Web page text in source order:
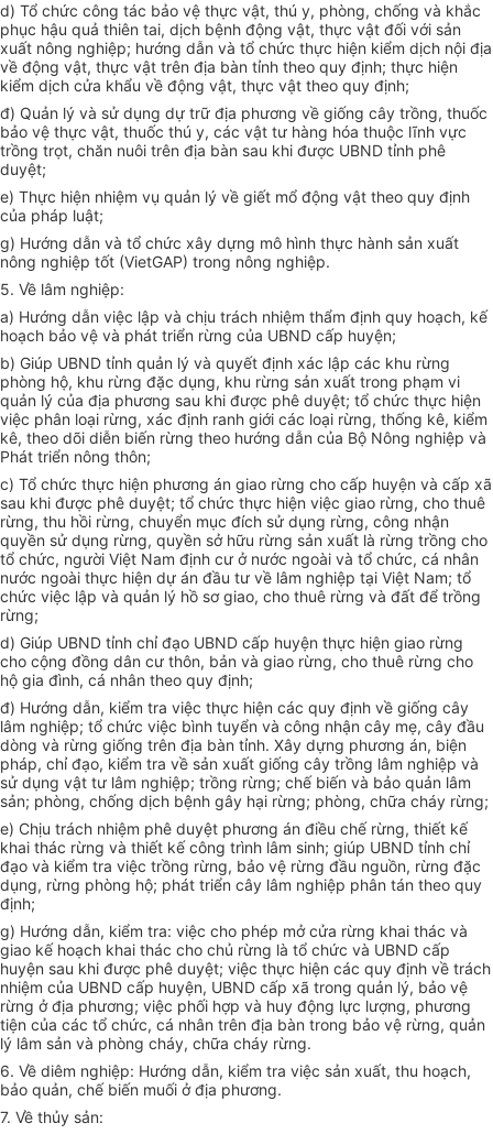
d) Tổ chức công tác bảo vệ thực vật, thú y, phòng, chống và khắc
phục hậu quả thiên tai, dịch bệnh động vật, thực vật đối với sản
xuất nông nghiệp; hướng dẫn và tổ chức thực hiện kiểm dịch nội địa
về động vật, thực vật trên địa bàn tỉnh theo quy định; thực hiện
kiểm dịch cửa khẩu về động vật, thực vật theo quy định;
đ) Quản lý và sử dụng dự trữ địa phương về giống cây trồng, thuốc
bảo vệ thực vật, thuốc thú y, các vật tư hàng hóa thuộc lĩnh vực
trồng trọt, chăn nuôi trên địa bàn sau khi được UBND tỉnh phê
duyệt;
e) Thực hiện nhiệm vụ quản lý về giết mổ động vật theo quy định
của pháp luật;
g) Hướng dẫn và tổ chức xây dựng mô hình thực hành sản xuất
nông nghiệp tốt (VietGAP) trong nông nghiệp.
5. Về lâm nghiệp:
a) Hướng dẫn việc lập và chịu trách nhiệm thẩm định quy hoạch, kế
hoạch bảo vệ và phát triển rừng của UBND cấp huyện;
b) Giúp UBND tỉnh quản lý và quyết định xác lập các khu rừng
phòng hộ, khu rừng đặc dụng, khu rừng sản xuất trong phạm vi
quản lý của địa phương sau khi được phê duyệt; tổ chức thực hiện
việc phân loại rừng, xác định ranh giới các loại rừng, thống kê, kiểm
kê, theo dõi diễn biến rừng theo hướng dẫn của Bộ Nông nghiệp và
Phát triển nông thôn;
c) Tổ chức thực hiện phương án giao rừng cho cấp huyện và cấp xã
sau khi được phê duyệt; tổ chức thực hiện việc giao rừng, cho thuê
rừng, thu hồi rừng, chuyển mục đích sử dụng rừng, công nhận
quyền sử dụng rừng, quyền sở hữu rừng sản xuất là rừng trồng cho
tổ chức, người Việt Nam định cư ở nước ngoài và tổ chức, cá nhân
nước ngoài thực hiện dự án đầu tư về lâm nghiệp tại Việt Nam; tổ
chức việc lập và quản lý hồ sơ giao, cho thuê rừng và đất để trồng
rừng;
d) Giúp UBND tỉnh chỉ đạo UBND cấp huyện thực hiện giao rừng
cho cộng đồng dân cư thôn, bản và giao rừng, cho thuê rừng cho
hộ gia đình, cá nhân theo quy định;
đ) Hướng dẫn, kiểm tra việc thực hiện các quy định về giống cây
lâm nghiệp; tổ chức việc bình tuyển và công nhận cây mẹ, cây đầu
dòng và rừng giống trên địa bàn tỉnh. Xây dựng phương án, biện
pháp, chỉ đạo, kiểm tra về sản xuất giống cây trồng lâm nghiệp và
sử dụng vật tư lâm nghiệp; trồng rừng; chế biến và bảo quản lâm
sản; phòng, chống dịch bệnh gây hại rừng; phòng, chữa cháy rừng;
e) Chịu trách nhiệm phê duyệt phương án điều chế rừng, thiết kế
khai thác rừng và thiết kế công trình lâm sinh; giúp UBND tỉnh chỉ
đạo và kiểm tra việc trồng rừng, bảo vệ rừng đầu nguồn, rừng đặc
dụng, rừng phòng hộ; phát triển cây lâm nghiệp phân tán theo quy
định;
g) Hướng dẫn, kiểm tra: việc cho phép mở cửa rừng khai thác và
giao kế hoạch khai thác cho chủ rừng là tổ chức và UBND cấp
huyện sau khi được phê duyệt; việc thực hiện các quy định về trách
nhiệm của UBND cấp huyện, UBND cấp xã trong quản lý, bảo vệ
rừng ở địa phương; việc phối hợp và huy động lực lượng, phương
tiện của các tổ chức, cá nhân trên địa bàn trong bảo vệ rừng, quản
lý lâm sản và phòng cháy, chữa cháy rừng.
6. Về diêm nghiệp: Hướng dẫn, kiểm tra việc sản xuất, thu hoạch,
bảo quản, chế biến muối ở địa phương.
7. Về thủy sản: